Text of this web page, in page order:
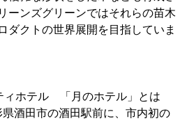
ーンズグリーンではそれらの苗木
ダクトの世界展開を目指していま
ィホテル 「月のホテル」とは
酒田市の酒田駅前に、市内初の